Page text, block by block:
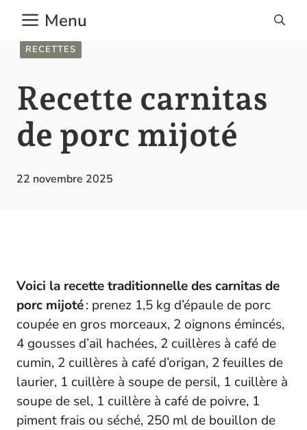
contenu
Menu
RECETTES
Recette carnitas
de porc mijoté
22 novembre 2025
Voici la recette traditionnelle des carnitas de
porc mijoté: prenez 1,5 kg d’épaule de porc
coupée en gros morceaux, 2 oignons émincés,
4 gousses d’ail hachées, 2 cuillères à café de
cumin, 2 cuillères à café d’origan, 2 feuilles de
laurier, 1 cuillère à soupe de persil, 1 cuillère à
soupe de sel, 1 cuillère à café de poivre, 1
piment frais ou séché, 250 ml de bouillon de